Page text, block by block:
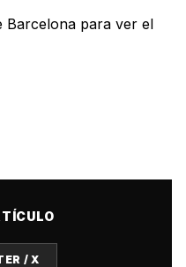
Barcelona para ver el
/ X